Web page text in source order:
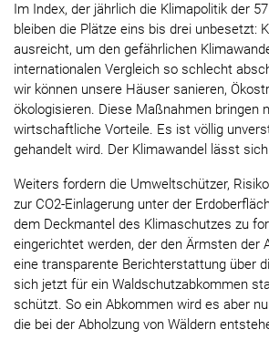
Im Index, der jährlich die Klimapolitik der
bleiben die Plätze eins bis drei unbesetzt:
ausreicht, um den gefährlichen
internationalen Vergleich so schlecht
wir können unsere Häuser sanieren,
ökologisieren. Diese Maßnahmen bringen
wirtschaftliche Vorteile. Es ist völlig
gehandelt wird. Der Klimawandel lässt
Weiters fordern die Umweltschützer,
zur CO2-Einlagerung unter der
dem Deckmantel des Klimaschutzes zu
eingerichtet werden, der den Ärmsten
eine transparente Berichterstattung über
sich jetzt für ein Waldschutzabkommen
schützt. So ein Abkommen wird es aber
die bei der Abholzung von Wäldern